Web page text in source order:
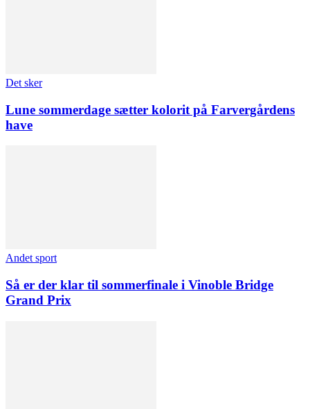
Det sker
Lune sommerdage sætter kolorit på Farvergårdens
have
Andet sport
Så er der klar til sommerfinale i Vinoble Bridge
Grand Prix